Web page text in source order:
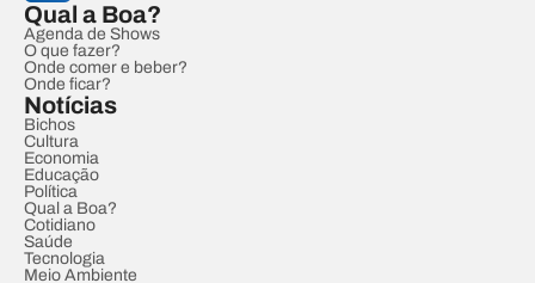
Qual a Boa?
Agenda de Shows
O que fazer?
Onde comer e beber?
Onde ficar?
Notícias
Bichos
Cultura
Economia
Educação
Política
Qual a Boa?
Cotidiano
Saúde
Tecnologia
Meio Ambiente